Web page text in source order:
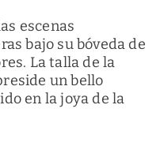
escenas
bajo su bóveda de
La talla de la
un bello
en la joya de la